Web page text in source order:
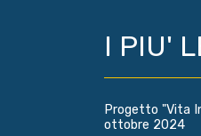
I PIU'
Progetto "Vita
ottobre 2024